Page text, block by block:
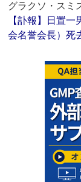
グラクソ・スミ
【訃報】日置
会名誉会長）死